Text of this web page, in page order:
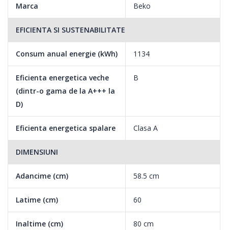
Marca Beko
EFICIENTA SI SUSTENABILITATE
Consum anual energie (kWh) 1134
Eficienta energetica veche
(dintr-o gama de la A+++ la
D)
B
Eficienta energetica spalare Clasa A
DIMENSIUNI
Adancime (cm) 58.5 cm
Latime (cm) 60
Inaltime (cm) 80 cm